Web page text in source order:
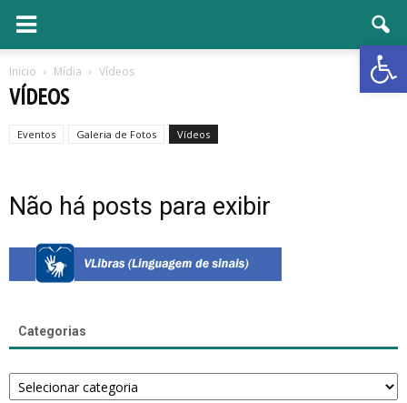
Inicio Mídia Vídeos
VÍDEOS
Eventos Galeria de Fotos Vídeos
Não há posts para exibir
Categorias
Categorias